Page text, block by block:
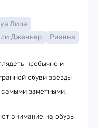
Липа
Дженнер
Рианна
необычно и
обуви звёзды
самыми заметными.
внимание на обувь